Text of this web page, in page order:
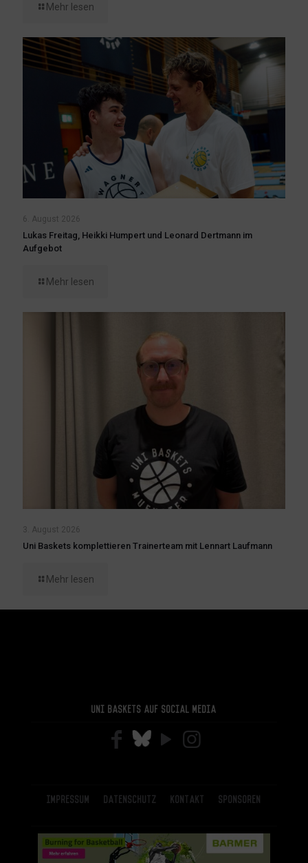
Mehr lesen
6. August 2026
Lukas Freitag, Heikki Humpert und Leonard Dertmann im
Aufgebot
Mehr lesen
3. August 2026
Uni Baskets komplettieren Trainerteam mit Lennart Laufmann
Mehr lesen
Uni Baskets auf Social Media
Impressum Datenschutz Kontakt Sponsoren